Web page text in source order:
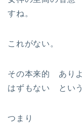
すね。
これがない。
その本来的 あり
はずもない という
つまり